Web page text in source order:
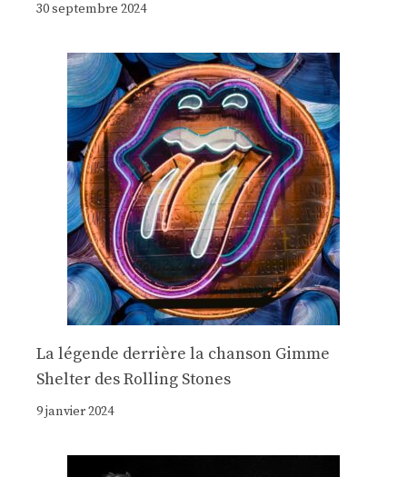
30 septembre 2024
La légende derrière la chanson Gimme
Shelter des Rolling Stones
9 janvier 2024